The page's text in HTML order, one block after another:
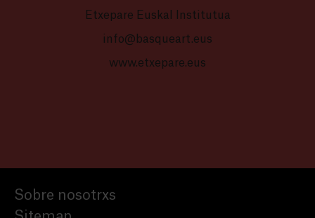
Etxepare Euskal Institutua
info@basqueart.eus
www.etxepare.eus
Sobre nosotrxs